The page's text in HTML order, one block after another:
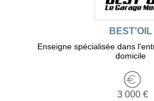
BEST'OIL
Enseigne spécialisée dans
domicile
3 000 €